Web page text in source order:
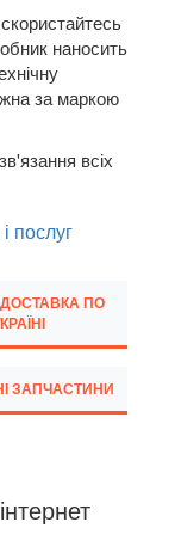
наносить
за маркою
всіх
послуг
ПО
ЗАПЧАСТИНИ